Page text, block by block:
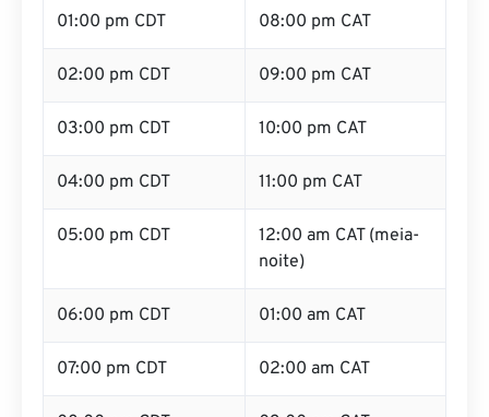
01:00 pm CDT 08:00 pm CAT
02:00 pm CDT 09:00 pm CAT
03:00 pm CDT 10:00 pm CAT
04:00 pm CDT 11:00 pm CAT
05:00 pm CDT
12:00 am CAT (meia-
noite)
06:00 pm CDT 01:00 am CAT
07:00 pm CDT 02:00 am CAT